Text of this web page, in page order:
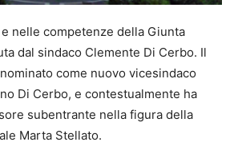
e nelle competenze della Giunta
dal sindaco Clemente Di Cerbo. Il
come nuovo vicesindaco
Di Cerbo, e contestualmente ha
subentrante nella figura della
Marta Stellato.